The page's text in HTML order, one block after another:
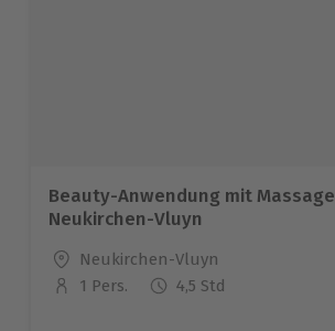
Beauty-Anwendung mit Massage
Neukirchen-Vluyn
Standort
Neukirchen-Vluyn
Anzahl der Teilnehmer
1 Pers. 4,5 Std